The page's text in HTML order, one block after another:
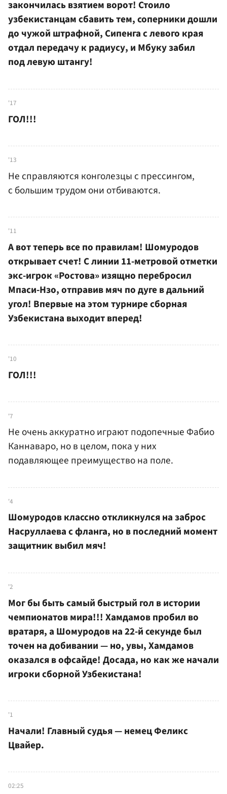
закончилась взятием ворот! Стоило
узбекистанцам сбавить тем, соперники дошли
до чужой штрафной, Сипенга с левого края
отдал передачу к радиусу, и Мбуку забил
под левую штангу!
'17
ГОЛ!!!
'13
Не справляются конголезцы с прессингом,
с большим трудом они отбиваются.
'11
А вот теперь все по правилам! Шомуродов
открывает счет! С линии 11-метровой отметки
экс-игрок «Ростова» изящно перебросил
Мпаси-Нзо, отправив мяч по дуге в дальний
угол! Впервые на этом турнире сборная
Узбекистана выходит вперед!
'10
ГОЛ!!!
'7
Не очень аккуратно играют подопечные Фабио
Каннаваро, но в целом, пока у них
подавляющее преимущество на поле.
'4
Шомуродов классно откликнулся на заброс
Насруллаева с фланга, но в последний момент
защитник выбил мяч!
'2
Мог бы быть самый быстрый гол в истории
чемпионатов мира!!! Хамдамов пробил во
вратаря, а Шомуродов на 22-й секунде был
точен на добивании — но, увы, Хамдамов
оказался в офсайде! Досада, но как же начали
игроки сборной Узбекистана!
'1
Начали! Главный судья — немец Феликс
Цвайер.
02:25